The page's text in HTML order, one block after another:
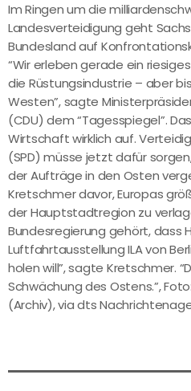
Im Ringen um die
Landesverteidigung geht
Bundesland auf
“Wir erleben gerade ein
die Rüstungsindustrie – aber
Westen”, sagte
(CDU) dem “Tagesspiegel”.
Wirtschaft wirklich auf.
(SPD) müsse jetzt dafür
der Aufträge in den Osten
Kretschmer davor, Europas
der Hauptstadtregion zu
Bundesregierung gehört, dass
Luftfahrtausstellung ILA von
holen will”, sagte Kretschmer.
Schwächung des Ostens.”,
(Archiv), via dts